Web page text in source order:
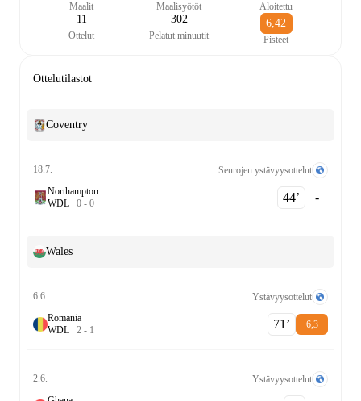
Maalit Maalisyötöt Aloitettu
11
Ottelut
302
Pelatut minuutit
6,42
Pisteet
Ottelutilastot
Coventry
18.7.
Seurojen ystävyysottelut
Northampton
WDL 0 - 0 44‎’‎ -
Wales
6.6.
Ystävyysottelut
Romania
WDL 2 - 1 71‎’‎ 6,3
2.6.
Ystävyysottelut